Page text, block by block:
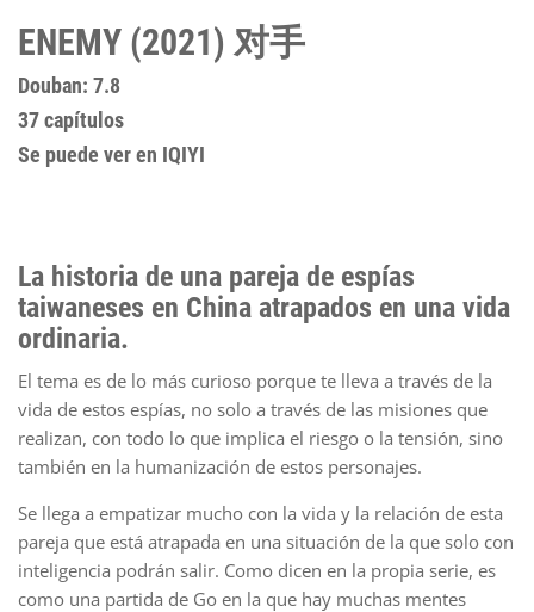
ENEMY (2021) 对手
Douban: 7.8
37 capítulos
Se puede ver en IQIYI
La historia de una pareja de espías
taiwaneses en China atrapados en una vida
ordinaria.
El tema es de lo más curioso porque te lleva a través de la
vida de estos espías, no solo a través de las misiones que
realizan, con todo lo que implica el riesgo o la tensión, sino
también en la humanización de estos personajes.
Se llega a empatizar mucho con la vida y la relación de esta
pareja que está atrapada en una situación de la que solo con
inteligencia podrán salir. Como dicen en la propia serie, es
como una partida de Go en la que hay muchas mentes